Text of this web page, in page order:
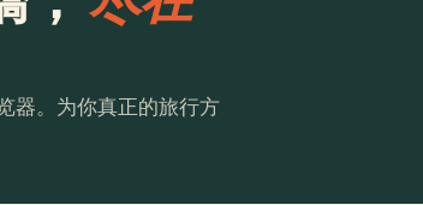
器。为你真正的旅行方